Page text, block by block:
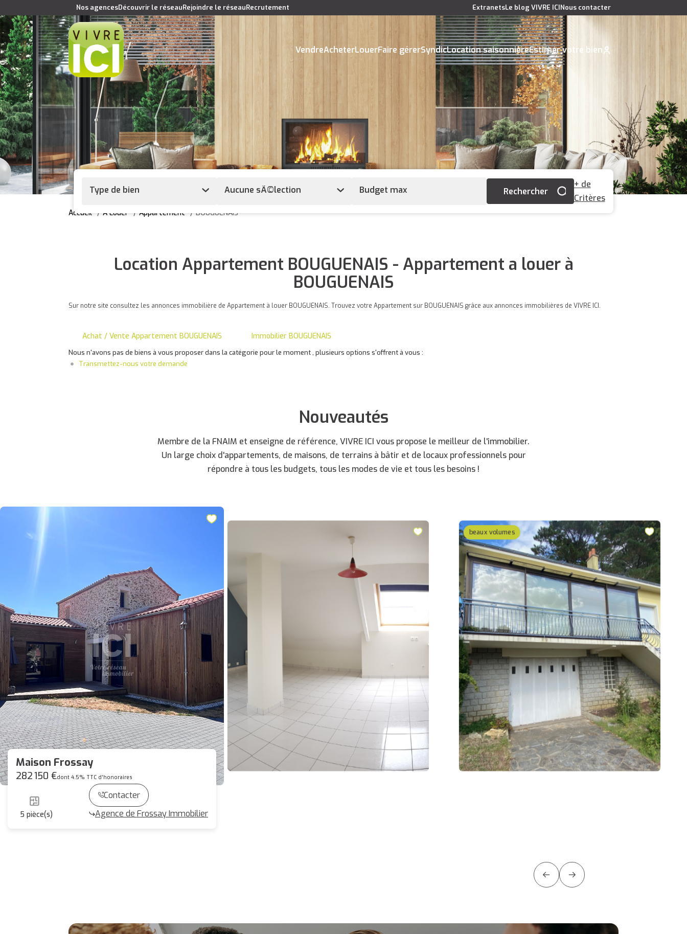
Nos agencesDécouvrir le réseauRejoindre le réseauRecrutement ExtranetsLe blog VIVRE ICINous contacter
VendreAcheterLouerFaire gérerSyndicLocation saisonnièreEstimer votre bien
Type de bien Aucune sÃ©lection
+ de
Critères
Accueil A Louer Appartement BOUGUENAIS
Location Appartement BOUGUENAIS - Appartement a louer à
BOUGUENAIS
Sur notre site consultez les annonces immobilière de Appartement à louer BOUGUENAIS. Trouvez votre Appartement sur BOUGUENAIS grâce aux annonces immobilières de VIVRE ICI.
Achat / Vente Appartement BOUGUENAIS Immobilier BOUGUENAIS
Nous n'avons pas de biens à vous proposer dans la catégorie pour le moment , plusieurs options s'offrent à vous :
Transmettez-nous votre demande
Nouveautés
Membre de la FNAIM et enseigne de référence, VIVRE ICI vous propose le meilleur de l'immobilier.
Un large choix d'appartements, de maisons, de terrains à bâtir et de locaux professionnels pour
répondre à tous les budgets, tous les modes de vie et tous les besoins !
Maison Frossay
282 150 €dont 4.5% TTC d'honoraires
5 pièce(s)
Contacter
Agence de Frossay Immobilier
beaux volumes